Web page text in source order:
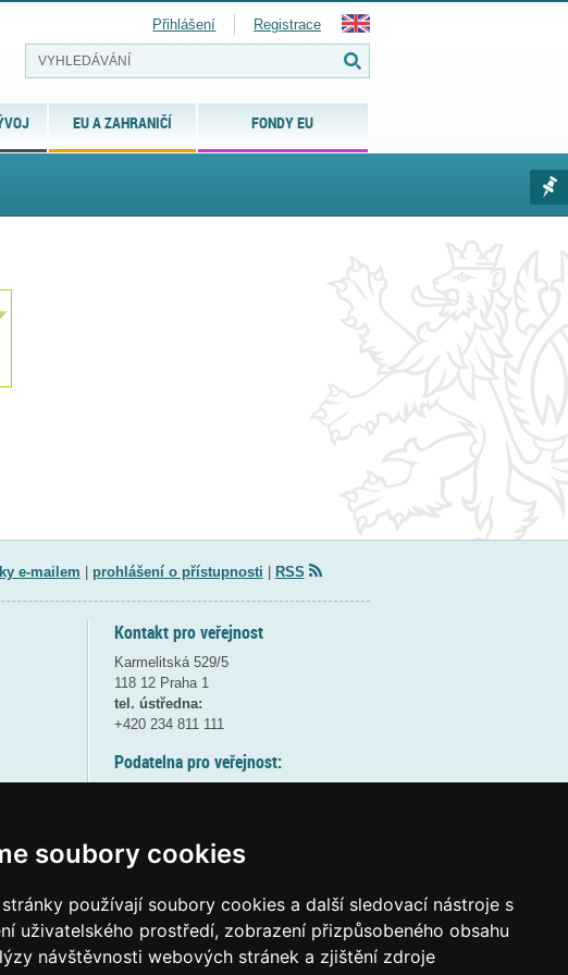
soubory cookies
používají soubory cookies a další sledovací nástroje s
uživatelského prostředí, zobrazení přizpůsobeného obsahu
návštěvnosti webových stránek a zjištění zdroje
EU A ZAHRANIČÍ FONDY EU
Přihlášení Registrace
e-mailem prohlášení o přístupnosti RSS
Kontakt pro veřejnost
Karmelitská 529/5
118 12 Praha 1
tel. ústředna:
+420 234 811 111
Podatelna pro veřejnost:
(více informací
Elektronická podatelna:
posta@msmtgov cz